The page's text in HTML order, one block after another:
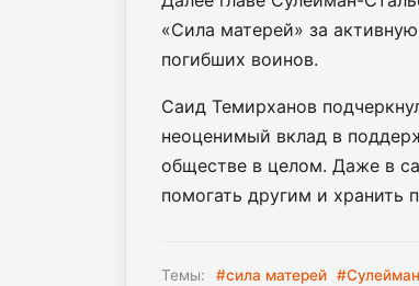
«Сила матерей» за
погибших воинов.
Саид Темирханов
неоценимый вклад в
обществе в целом. Даже в
помогать другим и хранить
Темы: #сила матерей